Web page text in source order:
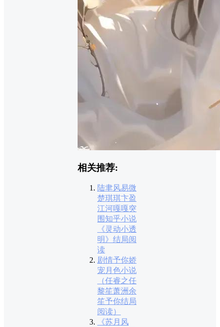
相关推荐:
陆聿风易微
楚琪琪卞盈
江河嘎嘎突
围知乎小说
《灵动小透
明》结局阅
读
剧情予你娇
宠月色小说
（任睿之任
黎笙萧洲余
笙予你结局
阅读）
《苏月风